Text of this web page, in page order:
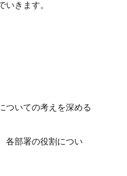
きます。
いての考えを深める
部署の役割につい